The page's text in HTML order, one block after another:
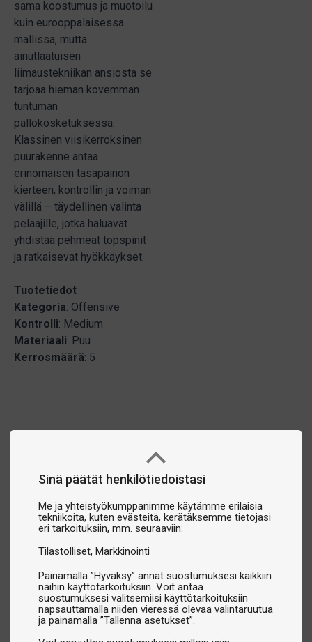
Sinä päätät henkilötiedoistasi
Me ja yhteistyökumppanimme käytämme erilaisia
tekniikoita, kuten evästeitä, kerätäksemme tietojasi
eri tarkoituksiin, mm. seuraaviin:
Tilastolliset Markkinointi
Painamalla ”Hyväksy” annat suostumuksesi kaikkiin
näihin käyttötarkoituksiin. Voit antaa
suostumuksesi valitsemiisi käyttötarkoituksiin
napsauttamalla niiden vieressä olevaa valintaruutua
ja painamalla ”Tallenna asetukset”.
sama koostumus ja muotoilu
kuin eurooppalaisessa
mallissa, mutta
ainutlaatuisen
liimaustekniikan ansiosta se
tarjoaa hieman kovemman
tuntuman
pallokosketuksessa.
Klassinen viisikerroksinen
puurakenne antaa
erinomaisen tasapainon
kierteen, kontrollin ja voiman
välillä – täydellinen valinta
pelaajille, jotka haluavat
yhdistää pehmeät topspinit
ja ratkaisevat hyökkäykset.
Tuotetiedot
Kategoria: Offensive
Kontrolli: Medium
Materiaali: Puu
Kerrosmäärä: 5